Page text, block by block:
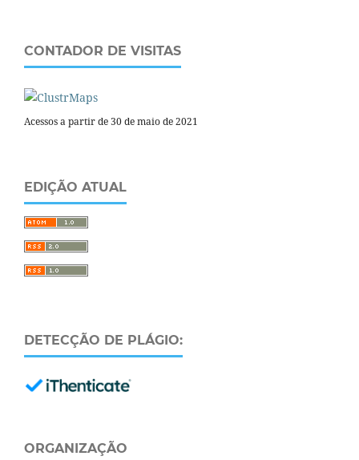
CONTADOR DE VISITAS
Acessos a partir de 30 de maio de 2021
EDIÇÃO ATUAL
DETECÇÃO DE PLÁGIO:
ORGANIZAÇÃO